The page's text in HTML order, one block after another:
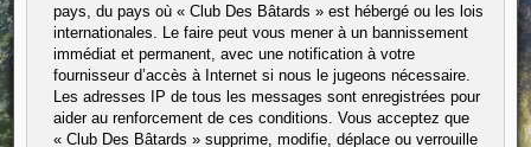
pays, du pays où « Club Des Bâtards » est hébergé ou les lois
internationales. Le faire peut vous mener à un bannissement
immédiat et permanent, avec une notification à votre
fournisseur d’accès à Internet si nous le jugeons nécessaire.
Les adresses IP de tous les messages sont enregistrées pour
aider au renforcement de ces conditions. Vous acceptez que
« Club Des Bâtards » supprime, modifie, déplace ou verrouille